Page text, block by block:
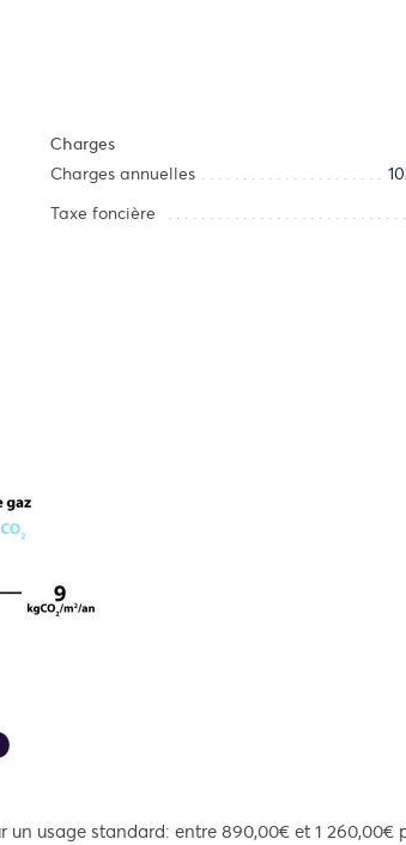
Charges
Charges annuelles
Taxe foncière
usage standard: entre 890,00€ et 1 260,00€